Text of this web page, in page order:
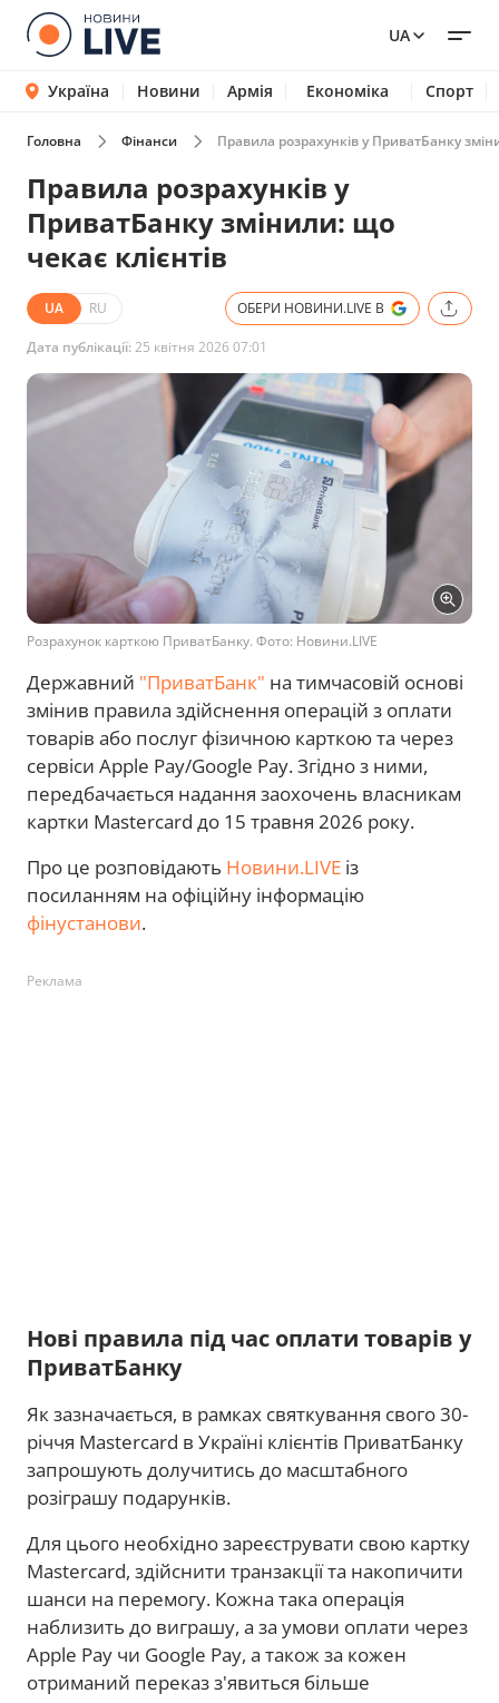
UA
Україна Новини Армія Економіка Спорт
Головна Фінанси Правила розрахунків у ПриватБанку
Правила розрахунків у
ПриватБанку змінили: що
чекає клієнтів
UA RU ОБЕРИ НОВИНИ.LIVE В
Дата публікації:25 квітня 2026 07:01
Розрахунок карткою ПриватБанку. Фото: Новини.LIVE
Державний "ПриватБанк" на тимчасовій основі
змінив правила здійснення операцій з оплати
товарів або послуг фізичною карткою та через
сервіси Apple Pay/Google Pay. Згідно з ними,
передбачається надання заохочень власникам
картки Mastercard до 15 травня 2026 року.
Про це розповідають Новини.LIVE із
посиланням на офіційну інформацію
фінустанови.
Реклама
Нові правила під час оплати товарів у
ПриватБанку
Як зазначається, в рамках святкування свого 30-
річчя Mastercard в Україні клієнтів ПриватБанку
запрошують долучитись до масштабного
розіграшу подарунків.
Для цього необхідно зареєструвати свою картку
Mastercard, здійснити транзакції та накопичити
шанси на перемогу. Кожна така операція
наблизить до виграшу, а за умови оплати через
Apple Pay чи Google Pay, а також за кожен
отриманий переказ з'явиться більше